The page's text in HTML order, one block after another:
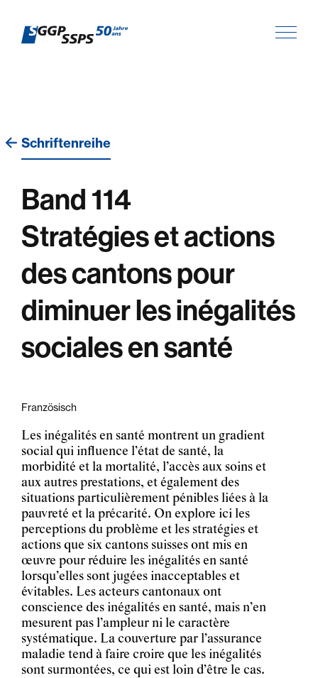
Schriftenreihe
Band 114
Stratégies et actions
des cantons pour
diminuer les inégalités
sociales en santé
Französisch
Les inégalités en santé montrent un gradient
social qui influence l’état de santé, la
morbidité et la mortalité, l’accès aux soins et
aux autres prestations, et également des
situations particulièrement pénibles liées à la
pauvreté et la précarité. On explore ici les
perceptions du problème et les stratégies et
actions que six cantons suisses ont mis en
œuvre pour réduire les inégalités en santé
lorsqu’elles sont jugées inacceptables et
évitables. Les acteurs cantonaux ont
conscience des inégalités en santé, mais n’en
mesurent pas l’ampleur ni le caractère
systématique. La couverture par l’assurance
maladie tend à faire croire que les inégalités
sont surmontées, ce qui est loin d’être le cas.